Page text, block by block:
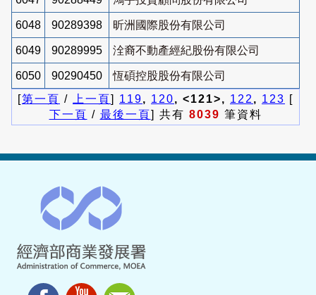
6048 90289398 昕洲國際股份有限公司
6049 90289995 洤裔不動產經紀股份有限公司
6050 90290450
恆碩控股股份有限公司
[第一頁 / 上一頁] 119, 120, <121>, 122 , 123 [
下一頁 / 最後一頁] 共有 8039 筆資料